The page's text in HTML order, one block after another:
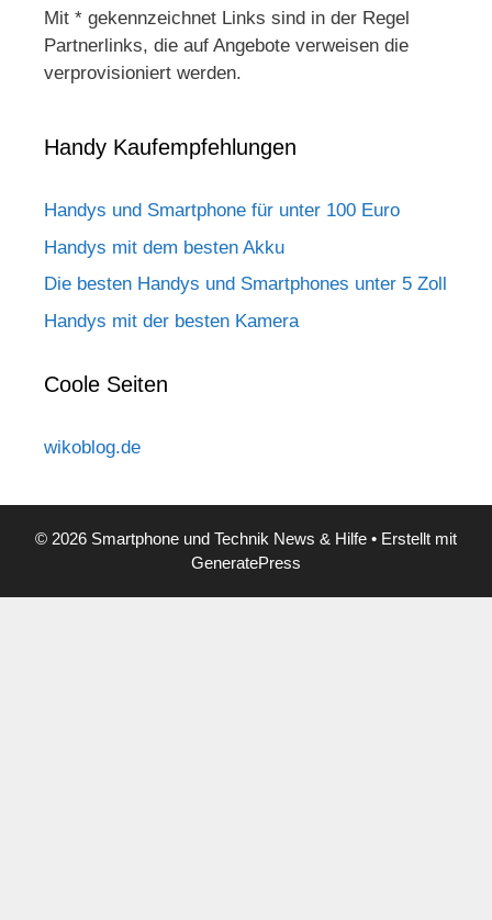
Mit * gekennzeichnet Links sind in der Regel
Partnerlinks, die auf Angebote verweisen die
verprovisioniert werden.
Handy Kaufempfehlungen
Handys und Smartphone für unter 100 Euro
Handys mit dem besten Akku
Die besten Handys und Smartphones unter 5 Zoll
Handys mit der besten Kamera
Coole Seiten
wikoblog.de
© 2026 Smartphone und Technik News & Hilfe • Erstellt mit
GeneratePress